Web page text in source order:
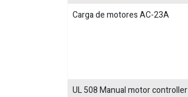
Carga de motores AC-23A
UL 508 Manual motor controller